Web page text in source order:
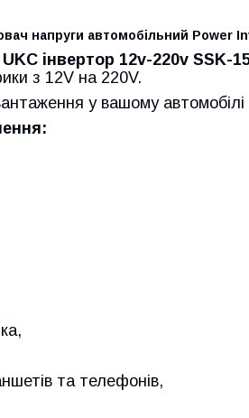
напруги автомобільний Power
інвертор 12v-220v SSK-
з 12V на 220V.
у вашому
та телефонів,